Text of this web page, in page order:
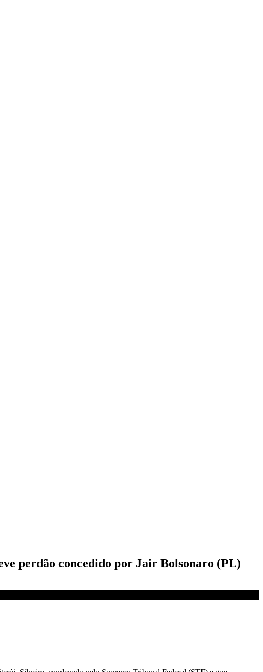
perdão concedido por Jair Bolsonaro (PL)